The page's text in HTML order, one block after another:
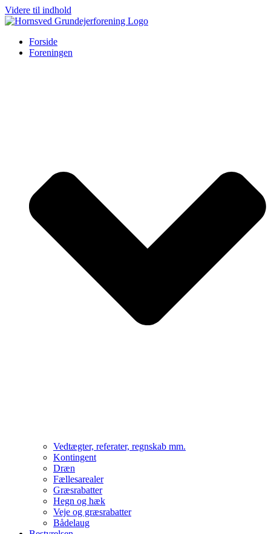
Videre til indhold
Forside
Foreningen
Vedtægter, referater, regnskab mm.
Kontingent
Dræn
Fællesarealer
Græsrabatter
Hegn og hæk
Veje og græsrabatter
Bådelaug